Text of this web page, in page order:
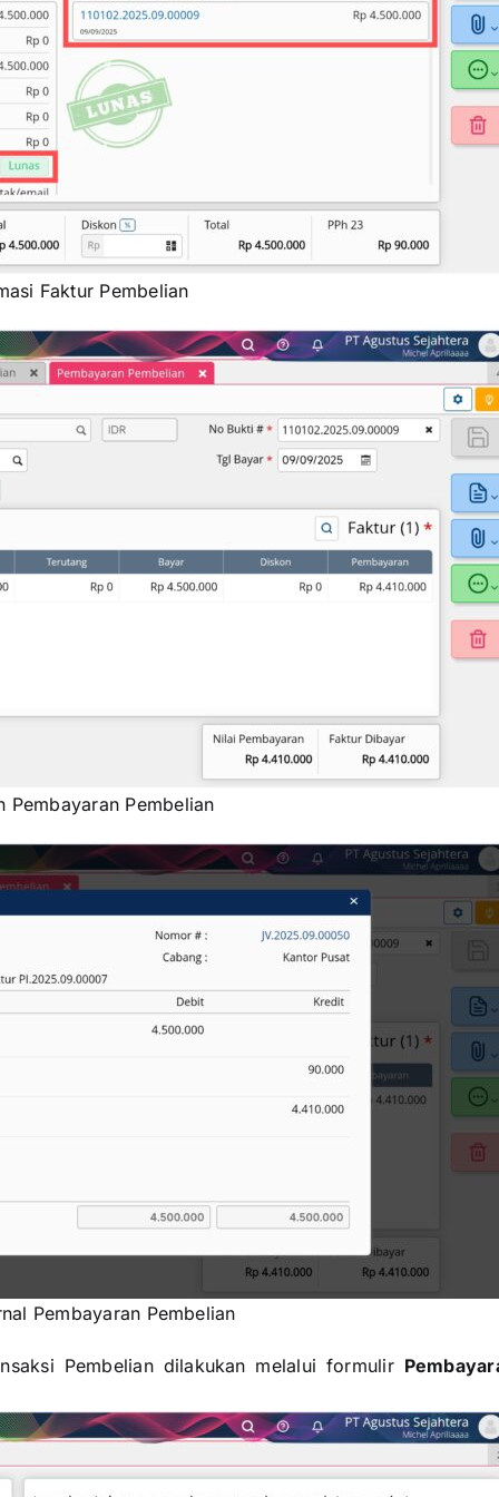
Faktur Pembelian
Pembayaran Pembelian
Pembayaran Pembelian
Pembelian dilakukan melalui formulir